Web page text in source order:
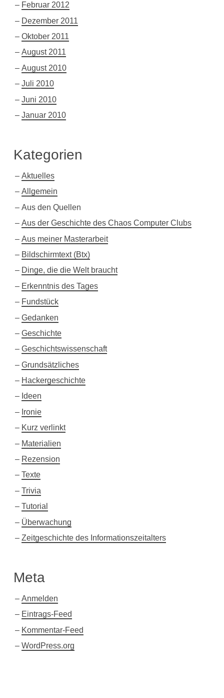
Februar 2012
Dezember 2011
Oktober 2011
August 2011
August 2010
Juli 2010
Juni 2010
Januar 2010
Kategorien
Aktuelles
Allgemein
Aus den Quellen
Aus der Geschichte des Chaos Computer Clubs
Aus meiner Masterarbeit
Bildschirmtext (Btx)
Dinge, die die Welt braucht
Erkenntnis des Tages
Fundstück
Gedanken
Geschichte
Geschichtswissenschaft
Grundsätzliches
Hackergeschichte
Ideen
Ironie
Kurz verlinkt
Materialien
Rezension
Texte
Trivia
Tutorial
Überwachung
Zeitgeschichte des Informationszeitalters
Meta
Anmelden
Eintrags-Feed
Kommentar-Feed
WordPress.org